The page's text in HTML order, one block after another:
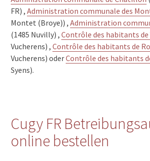
FR) ,Administration communale des
Montet (Broye)) ,Administration
(1485 Nuvilly) ,Contrôle des habitants de
Vucherens) ,Contrôle des habitants de
Vucherens) oderContrôle des habitants
Syens).
Cugy FR
online bestellen